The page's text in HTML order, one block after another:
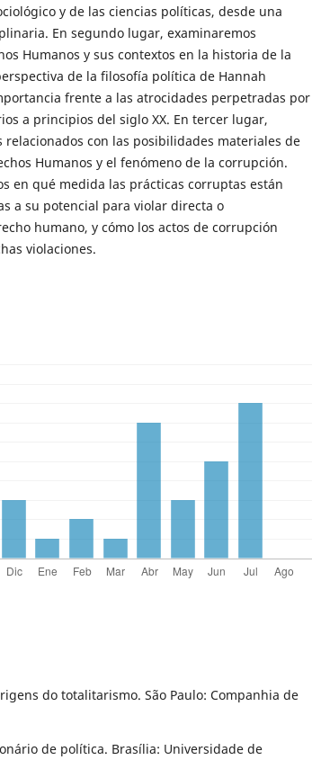
y de las ciencias políticas, desde una
En segundo lugar, examinaremos
Humanos y sus contextos en la historia de la
de la filosofía política de Hannah
frente a las atrocidades perpetradas por
a principios del siglo XX. En tercer lugar,
relacionados con las posibilidades materiales de
Humanos y el fenómeno de la corrupción.
en qué medida las prácticas corruptas están
a su potencial para violar directa o
humano, y cómo los actos de corrupción
violaciones.
do totalitarismo. São Paulo: Companhia de
de política. Brasília: Universidade de